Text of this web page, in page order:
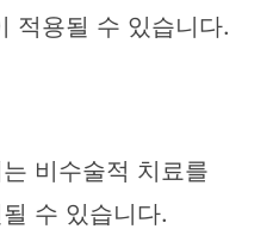
적용될 수 있습니다.
비수술적 치료를
수 있습니다.